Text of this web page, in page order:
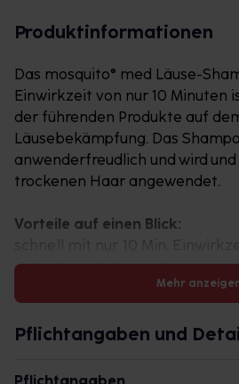
Produktinformationen
Das mosquito® med Läuse-
Einwirkzeit von nur 10 Minuten
der führenden Produkte auf
Läusebekämpfung. Das
anwenderfreudlich und wird
trockenen Haar angewendet.
Vorteile auf einen Blick:
einfach - auf das trockene
einwirken lassen, mit Wasser
es ist kein mehrfaches
dimeticonhalten Produkten)
Mehr
Pflichtangaben und